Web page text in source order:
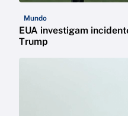
Mundo
EUA investigam
Trump